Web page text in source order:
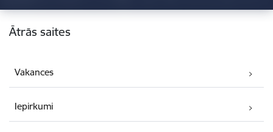
Kājene
Ātrās saites
Vakances
Iepirkumi